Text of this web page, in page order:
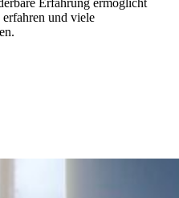
Erfahrung ermöglicht
und viele